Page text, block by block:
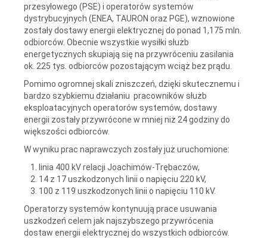
przesyłowego (PSE) i operatorów systemów
dystrybucyjnych (ENEA, TAURON oraz PGE), wznowione
zostały dostawy energii elektrycznej do ponad 1,175 mln.
odbiorców. Obecnie wszystkie wysiłki służb
energetycznych skupiają się na przywróceniu zasilania
ok. 225 tys. odbiorców pozostającym wciąż bez prądu.
Pomimo ogromnej skali zniszczeń, dzięki skutecznemu i
bardzo szybkiemu działaniu pracowników służb
eksploatacyjnych operatorów systemów, dostawy
energii zostały przywrócone w mniej niż 24 godziny do
większości odbiorców.
W wyniku prac naprawczych zostały już uruchomione:
linia 400 kV relacji Joachimów-Trębaczów,
14 z 17 uszkodzonych linii o napięciu 220 kV,
100 z 119 uszkodzonych linii o napięciu 110 kV.
Operatorzy systemów kontynuują prace usuwania
uszkodzeń celem jak najszybszego przywrócenia
dostaw energii elektrycznej do wszystkich odbiorców.